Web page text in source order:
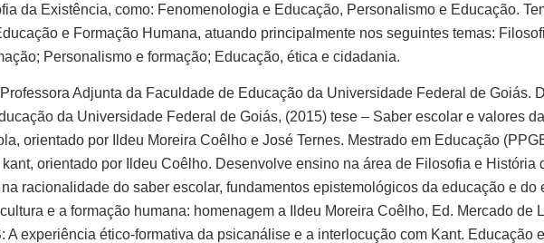
da Existência, como: Fenomenologia e Educação, Personalismo e Educação.
e Formação Humana, atuando principalmente nos seguintes temas:
Personalismo e formação; Educação, ética e cidadania.
Adjunta da Faculdade de Educação da Universidade Federal de Goiás.
da Universidade Federal de Goiás, (2015) tese – Saber escolar e valores
orientado por Ildeu Moreira Coêlho e José Ternes. Mestrado em Educação
orientado por Ildeu Coêlho. Desenvolve ensino na área de Filosofia e
racionalidade do saber escolar, fundamentos epistemológicos da educação e
e a formação humana: homenagem a Ildeu Moreira Coêlho, Ed. Mercado de
A experiência ético-formativa da psicanálise e a interlocução com Kant. Educação